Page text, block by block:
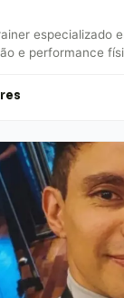
especializado
e performance